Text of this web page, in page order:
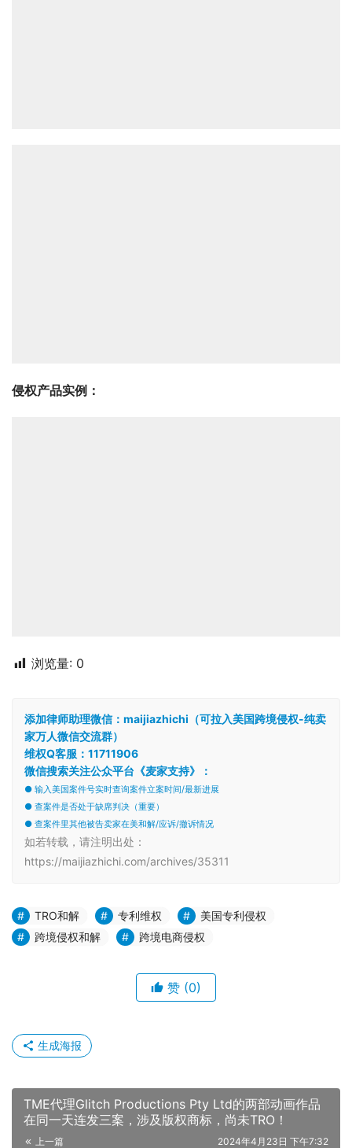
侵权产品实例：
浏览量: 0
添加律师助理微信：maijiazhichi（可拉入美国跨境侵权-纯卖
家万人微信交流群）
维权Q客服：11711906
微信搜索关注公众平台《麦家支持》：
● 输入美国案件号实时查询案件立案时间/最新进展
● 查案件是否处于缺席判决（重要）
● 查案件里其他被告卖家在美和解/应诉/撤诉情况
如若转载，请注明出处：
https://maijiazhichi.com/archives/35311
TRO和解 专利维权
美国专利侵权
跨境侵权和解
跨境电商侵权
赞 (0)
生成海报
TME代理Glitch Productions Pty Ltd的两部动画作品
在同一天连发三案，涉及版权商标，尚未TRO！
上一篇 2024年4月23日 下午7:32